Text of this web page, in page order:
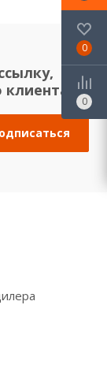
0
0